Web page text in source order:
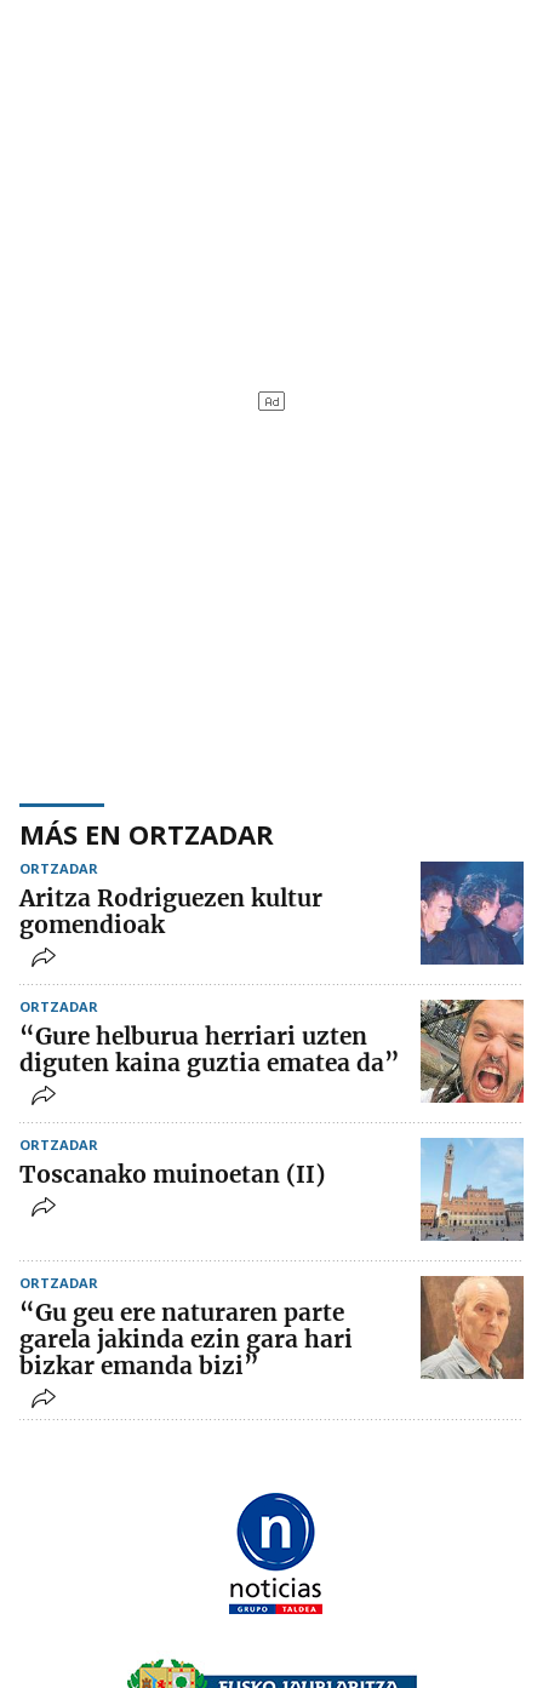
MÁS EN ORTZADAR
ORTZADAR
Aritza Rodriguezen kultur
gomendioak
ORTZADAR
“Gure helburua herriari uzten
diguten kaina guztia ematea da”
ORTZADAR
Toscanako muinoetan (II)
ORTZADAR
“Gu geu ere naturaren parte
garela jakinda ezin gara hari
bizkar emanda bizi”